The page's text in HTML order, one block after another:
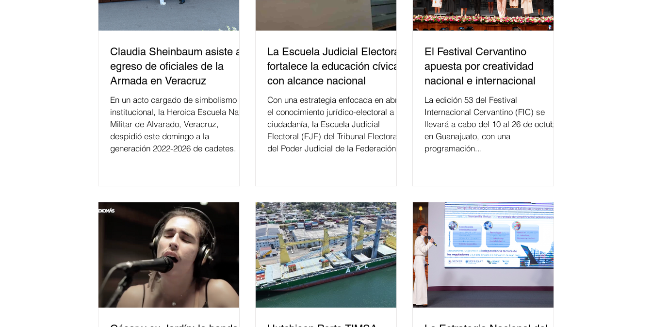
Claudia Sheinbaum asiste a
egreso de oficiales de la
Armada en Veracruz
En un acto cargado de simbolismo
institucional, la Heroica Escuela Naval
Militar de Alvarado, Veracruz,
despidió este domingo a la
generación 2022-2026 de cadetes.
La Escuela Judicial Electoral
fortalece la educación cívica
con alcance nacional
Con una estrategia enfocada en abrir
el conocimiento jurídico-electoral a la
ciudadanía, la Escuela Judicial
Electoral (EJE) del Tribunal Electoral
del Poder Judicial de la Federación ha
relacionados con la democracia y el
del papel que ha asumido la EJE en la
difusión de la justicia electoral como
un bien público. La mayor parte de las
personas capacitadas no forma
El Festival Cervantino
apuesta por creatividad
nacional e internacional
La edición 53 del Festival
Internacional Cervantino (FIC) se
llevará a cabo del 10 al 26 de octubre
en Guanajuato, con una
programación...